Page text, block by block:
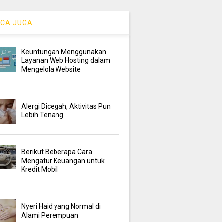
JUGA
Keuntungan Menggunakan
Layanan Web Hosting dalam
Mengelola Website
Alergi Dicegah, Aktivitas Pun
Lebih Tenang
Berikut Beberapa Cara
Mengatur Keuangan untuk
Kredit Mobil
Nyeri Haid yang Normal di
Alami Perempuan